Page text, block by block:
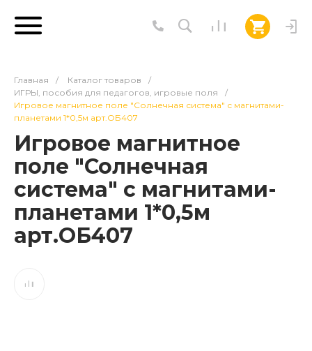
Главная / Каталог товаров
/
ИГРЫ, пособия для педагогов, игровые поля
/
Игровое магнитное поле "Солнечная система" с магнитами-
планетами 1*0,5м арт.ОБ407
Игровое магнитное
поле "Солнечная
система" с магнитами-
планетами 1*0,5м
арт.ОБ407